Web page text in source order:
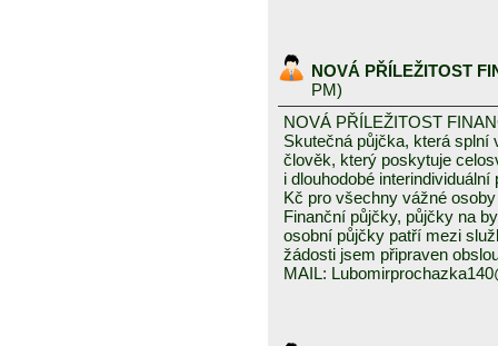
NOVÁ PŘÍLEŽITOST
PM)
NOVÁ PŘÍLEŽITOST
Skutečná půjčka, která
člověk, který poskytuje
i dlouhodobé
Kč pro všechny vážné
Finanční půjčky, půjčky na
osobní půjčky patří mezi
žádosti jsem připraven
MAIL: